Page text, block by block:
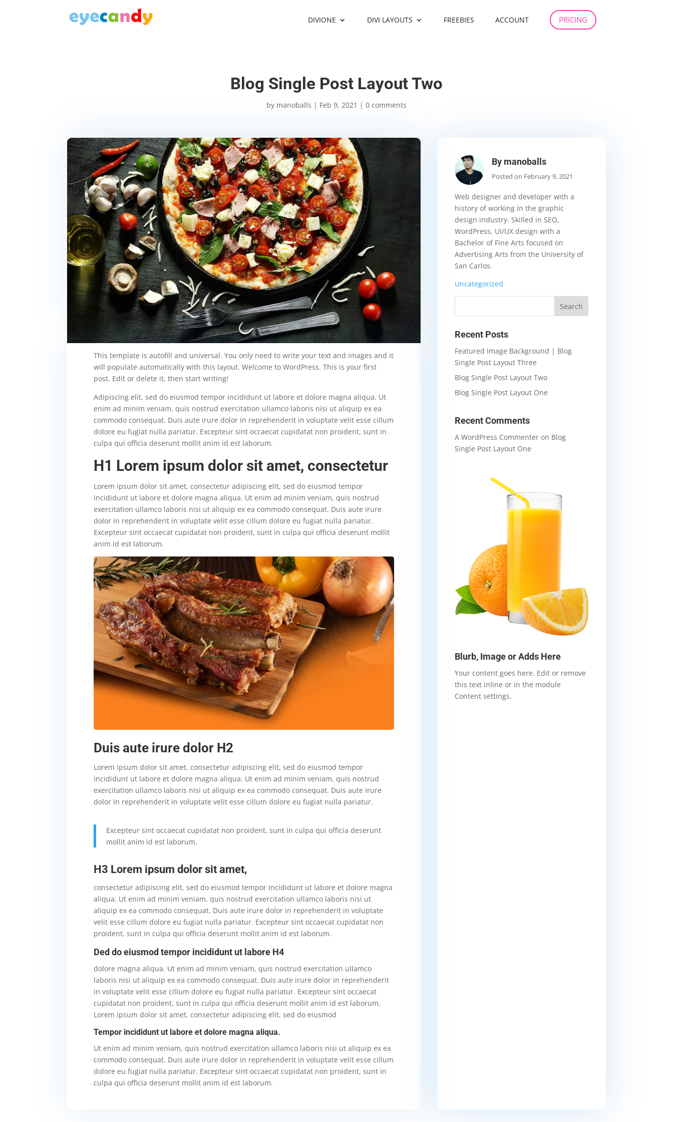
DIVIONE DIVI LAYOUTS FREEBIES ACCOUNT PRICING
Blog Single Post Layout Two
by manoballs | Feb 9, 2021 | 0 comments
This template is autofill and universal. You only need to write your text and images and it
will populate automatically with this layout. Welcome to WordPress. This is your first
post. Edit or delete it, then start writing!
Adipiscing elit, sed do eiusmod tempor incididunt ut labore et dolore magna aliqua. Ut
enim ad minim veniam, quis nostrud exercitation ullamco laboris nisi ut aliquip ex ea
commodo consequat. Duis aute irure dolor in reprehenderit in voluptate velit esse cillum
dolore eu fugiat nulla pariatur. Excepteur sint occaecat cupidatat non proident, sunt in
culpa qui officia deserunt mollit anim id est laborum.
H1 Lorem ipsum dolor sit amet, consectetur
Lorem ipsum dolor sit amet, consectetur adipiscing elit, sed do eiusmod tempor
incididunt ut labore et dolore magna aliqua. Ut enim ad minim veniam, quis nostrud
exercitation ullamco laboris nisi ut aliquip ex ea commodo consequat. Duis aute irure
dolor in reprehenderit in voluptate velit esse cillum dolore eu fugiat nulla pariatur.
Excepteur sint occaecat cupidatat non proident, sunt in culpa qui officia deserunt mollit
anim id est laborum.
Duis aute irure dolor H2
Lorem ipsum dolor sit amet, consectetur adipiscing elit, sed do eiusmod tempor
incididunt ut labore et dolore magna aliqua. Ut enim ad minim veniam, quis nostrud
exercitation ullamco laboris nisi ut aliquip ex ea commodo consequat. Duis aute irure
dolor in reprehenderit in voluptate velit esse cillum dolore eu fugiat nulla pariatur.
Excepteur sint occaecat cupidatat non proident, sunt in culpa qui officia deserunt
mollit anim id est laborum.
H3 Lorem ipsum dolor sit amet,
consectetur adipiscing elit, sed do eiusmod tempor incididunt ut labore et dolore magna
aliqua. Ut enim ad minim veniam, quis nostrud exercitation ullamco laboris nisi ut
aliquip ex ea commodo consequat. Duis aute irure dolor in reprehenderit in voluptate
velit esse cillum dolore eu fugiat nulla pariatur. Excepteur sint occaecat cupidatat non
proident, sunt in culpa qui officia deserunt mollit anim id est laborum.
Ded do eiusmod tempor incididunt ut labore H4
dolore magna aliqua. Ut enim ad minim veniam, quis nostrud exercitation ullamco
laboris nisi ut aliquip ex ea commodo consequat. Duis aute irure dolor in reprehenderit
in voluptate velit esse cillum dolore eu fugiat nulla pariatur. Excepteur sint occaecat
cupidatat non proident, sunt in culpa qui officia deserunt mollit anim id est laborum.
Lorem ipsum dolor sit amet, consectetur adipiscing elit, sed do eiusmod
Tempor incididunt ut labore et dolore magna aliqua.
Ut enim ad minim veniam, quis nostrud exercitation ullamco laboris nisi ut aliquip ex ea
commodo consequat. Duis aute irure dolor in reprehenderit in voluptate velit esse cillum
dolore eu fugiat nulla pariatur. Excepteur sint occaecat cupidatat non proident, sunt in
culpa qui officia deserunt mollit anim id est laborum.
By manoballs
Posted on February 9, 2021
Web designer and developer with a
history of working in the graphic
design industry. Skilled in SEO,
WordPress, UI/UX design with a
Bachelor of Fine Arts focused on
Advertising Arts from the University of
San Carlos.
Uncategorized
Recent Posts
Featured Image Background | Blog
Single Post Layout Three
Blog Single Post Layout Two
Blog Single Post Layout One
Recent Comments
A WordPress Commenteron Blog
Single Post Layout One
Blurb, Image or Adds Here
Your content goes here. Edit or remove
this text inline or in the module
Content settings.